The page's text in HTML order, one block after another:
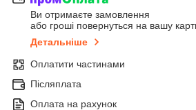
Ви отримаєте замовлення
або гроші повернуться на вашу
Детальніше
Оплатити частинами
Післяплата
Оплата на рахунок